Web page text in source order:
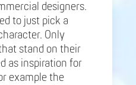
designers.
to just pick a
Only
stand on their
as inspiration for
example the